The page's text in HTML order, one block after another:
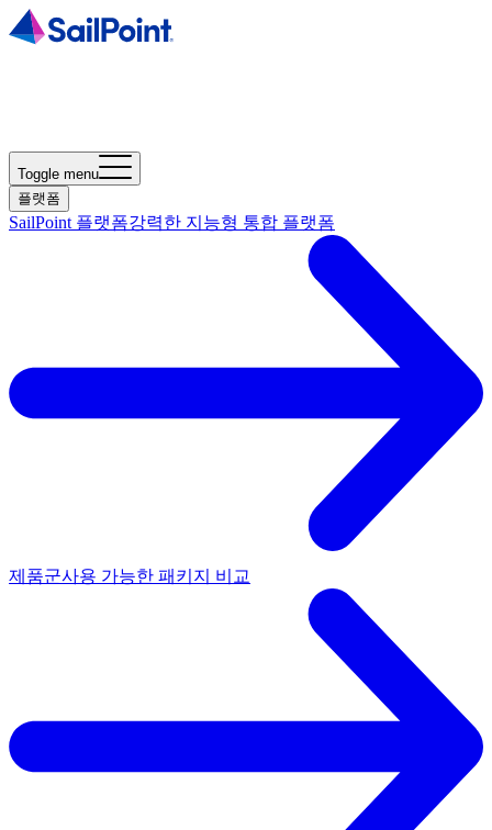
Toggle menu
플랫폼
SailPoint 플랫폼강력한 지능형 통합 플랫폼
제품군사용 가능한 패키지 비교